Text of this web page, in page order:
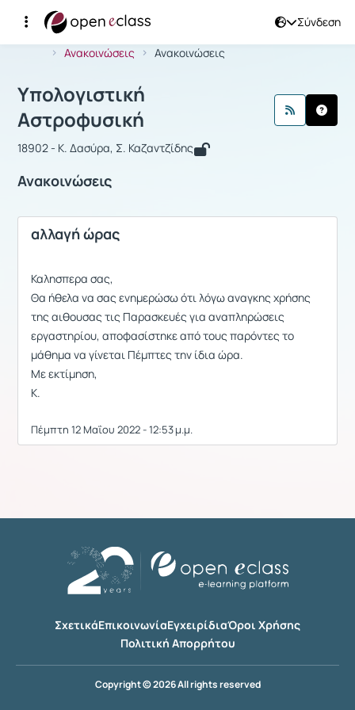
Σύνδεση
Αρχική Σελίδα
Ανακοινώσεις
Ανακοινώσεις
Μάθημα : Υπολογιστική
Υπολογιστική
Αστροφυσική
18902 - Κ. Δασύρα, Σ. Καζαντζίδης
Ανακοινώσεις
αλλαγή ώρας
Καλησπερα σας,
Θα ήθελα να σας ενημερώσω ότι λόγω αναγκης χρήσης
της αιθουσας τις Παρασκευές για αναπληρώσεις
εργαστηρίου, αποφασίστηκε από τους παρόντες το
μάθημα να γίνεται Πέμπτες την ίδια ώρα.
Με εκτίμηση,
Κ.
Πέμπτη 12 Μαΐου 2022 - 12:53 μ.μ.
ΣχετικάΕπικοινωνίαΕγχειρίδιαΌροι Χρήσης
Πολιτική Απορρήτου
Copyright © 2026 All rights reserved